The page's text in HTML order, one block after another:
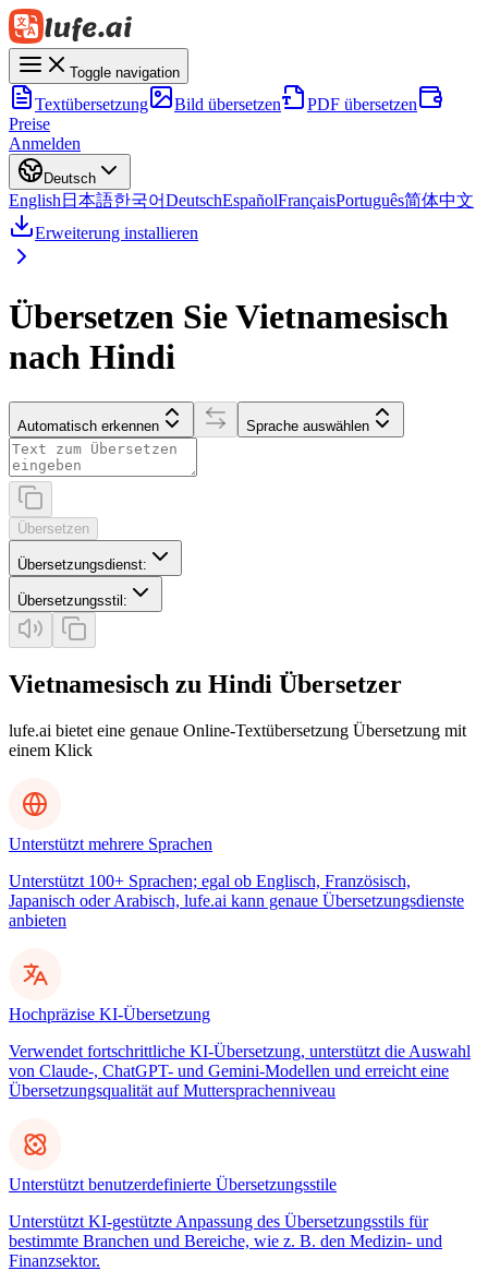
Toggle navigation
Textübersetzung Bild übersetzen
PDF übersetzen
Preise
Anmelden
Deutsch
English 日本語한국어DeutschEspañolFrançaisPortuguês简体中文
Erweiterung installieren
Übersetzen Sie Vietnamesisch
nach Hindi
Automatisch erkennen Sprache auswählen
Übersetzen
Übersetzungsdienst:
Übersetzungsstil :
Vietnamesisch zu Hindi Übersetzer
lufe.ai bietet eine genaue Online-Textübersetzung Übersetzung mit
einem Klick
Unterstützt mehrere Sprachen
Unterstützt 100+ Sprachen; egal ob Englisch, Französisch,
Japanisch oder Arabisch, lufe.ai kann genaue Übersetzungsdienste
anbieten
Hochpräzise KI-Übersetzung
Verwendet fortschrittliche KI-Übersetzung, unterstützt die Auswahl
von Claude-, ChatGPT- und Gemini-Modellen und erreicht eine
Übersetzungsqualität auf Muttersprachenniveau
Unterstützt benutzerdefinierte Übersetzungsstile
Unterstützt KI-gestützte Anpassung des Übersetzungsstils für
bestimmte Branchen und Bereiche, wie z. B. den Medizin- und
Finanzsektor.